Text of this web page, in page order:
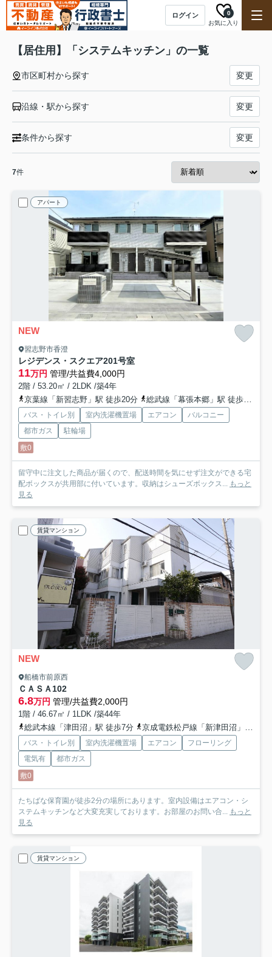
ログイン
お気に入り
0
【居住用】「システムキッチン」の一覧
市区町村から探す 変更
沿線・駅から探す 変更
条件から探す 変更
7件
アパート
NEW
習志野市香澄
レジデンス・スクエア201号室
11万円 管理/共益費4,000円
2階 / 53.20㎡ / 2LDK /築4年
京葉線「新習志野」駅 徒歩20分
総武線「幕張本郷」駅 徒歩25分
バス・トイレ別 室内洗濯機置場 エアコン
バルコニー
都市ガス
駐輪場
敷0
留守中に注文した商品が届くので、配送時間を気にせず注文ができる宅
配ボックスが共用部に付いています。収納はシューズボックス... もっと
見る
賃貸マンション
NEW
船橋市前原西
ＣＡＳＡ 102
6.8万円 管理/共益費2,000円
1階 / 46.67㎡ / 1LDK /築44年
総武本線「津田沼」駅 徒歩7分
京成電鉄松戸線「新津田沼」駅 徒歩5分
バス・トイレ別 室内洗濯機置場 エアコン
フローリング
電気有
都市ガス
敷0
たちばな保育園が徒歩2分の場所にあります。室内設備はエアコン・シ
ステムキッチンなど大変充実しております。お部屋のお問い合... もっと
見る
賃貸マンション